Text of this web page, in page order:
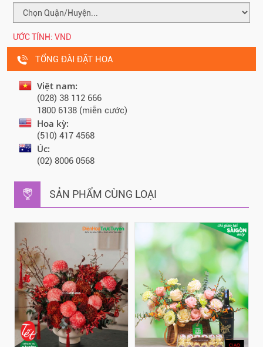
ƯỚC TÍNH: VND
TỔNG ĐÀI ĐẶT HOA
Việt nam:
(028) 38 112 666
1800 6138 (miễn cước)
Hoa kỳ:
(510) 417 4568
Úc:
(02) 8006 0568
SẢN PHẨM CÙNG LOẠI